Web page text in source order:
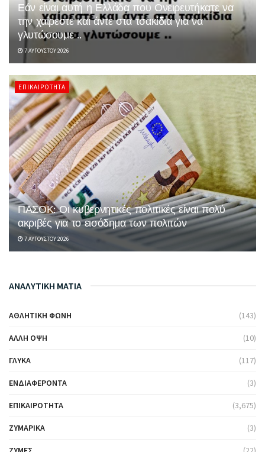
Εάν είναι αυτή η Ελλάδα που Ονειρευτήκατε να
την χαίρεστε και άντε στα τσακίδια για να
γλυτώσουμε ..
7 ΑΥΓΟΎΣΤΟΥ 2026
ΕΠΙΚΑΙΡΌΤΗΤΑ
ΠΑΣΟΚ: Οι κυβερνητικές πολιτικές είναι πολύ
ακριβές για το εισόδημα των πολιτών
7 ΑΥΓΟΎΣΤΟΥ 2026
ΑΝΑΛΥΤΙΚΗ ΜΑΤΙΑ
ΑΘΛΗΤΙΚΉ ΦΩΝΉ (143)
ΆΛΛΗ ΌΨΗ (10)
ΓΛΥΚΆ (117)
ΕΝΔΙΑΦΈΡΟΝΤΑ (3)
ΕΠΙΚΑΙΡΌΤΗΤΑ (3,675)
ΖΥΜΑΡΙΚΆ (3)